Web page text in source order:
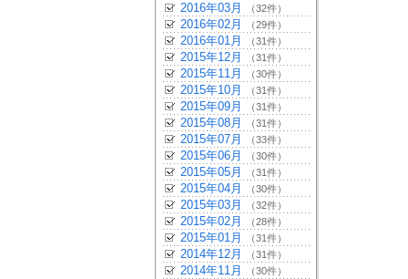
2016年03月 （32件）
2016年02月 （29件）
2016年01月 （31件）
2015年12月 （31件）
2015年11月 （30件）
2015年10月 （31件）
2015年09月 （31件）
2015年08月 （31件）
2015年07月 （33件）
2015年06月 （30件）
2015年05月 （31件）
2015年04月 （30件）
2015年03月 （32件）
2015年02月 （28件）
2015年01月 （31件）
2014年12月 （31件）
2014年11月 （30件）